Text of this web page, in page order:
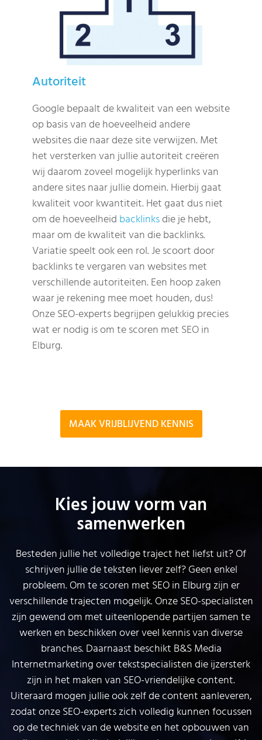
Autoriteit
Google bepaalt de kwaliteit van een website
op basis van de hoeveelheid andere
websites die naar deze site verwijzen. Met
het versterken van jullie autoriteit creëren
wij daarom zoveel mogelijk hyperlinks van
andere sites naar jullie domein. Hierbij gaat
kwaliteit voor kwantiteit. Het gaat dus niet
om de hoeveelheid backlinksdie je hebt,
maar om de kwaliteit van die backlinks.
Variatie speelt ook een rol. Je scoort door
backlinks te vergaren van websites met
verschillende autoriteiten. Een hoop zaken
waar je rekening mee moet houden, dus!
Onze SEO-experts begrijpen gelukkig precies
wat er nodig is om te scoren met SEO in
Elburg.
MAAK VRIJBLIJVEND KENNIS
Kies jouw vorm van
samenwerken
Besteden jullie het volledige traject het liefst uit? Of
schrijven jullie de teksten liever zelf? Geen enkel
probleem. Om te scoren met SEO in Elburg zijn er
verschillende trajecten mogelijk. Onze SEO-specialisten
zijn gewend om met uiteenlopende partijen samen te
werken en beschikken over veel kennis van diverse
branches. Daarnaast beschikt B&S Media
Internetmarketing over tekstspecialisten die ijzersterk
zijn in het maken van SEO-vriendelijke content.
Uiteraard mogen jullie ook zelf de content aanleveren,
zodat onze SEO-experts zich volledig kunnen focussen
op de techniek van de website en het opbouwen van